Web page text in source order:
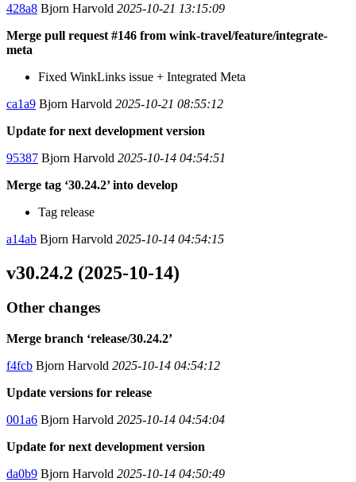
428a8 Bjorn Harvold 2025-10-21 13:15:09
Merge pull request #146 from wink-travel/feature/integrate-
meta
Fixed WinkLinks issue + Integrated Meta
ca1a9 Bjorn Harvold 2025-10-21 08:55:12
Update for next development version
95387 Bjorn Harvold 2025-10-14 04:54:51
Merge tag ‘30.24.2’ into develop
Tag release
a14ab Bjorn Harvold 2025-10-14 04:54:15
v30.24.2 (2025-10-14)
Other changes
Merge branch ‘release/30.24.2’
f4fcb Bjorn Harvold 2025-10-14 04:54:12
Update versions for release
001a6 Bjorn Harvold 2025-10-14 04:54:04
Update for next development version
da0b9 Bjorn Harvold 2025-10-14 04:50:49